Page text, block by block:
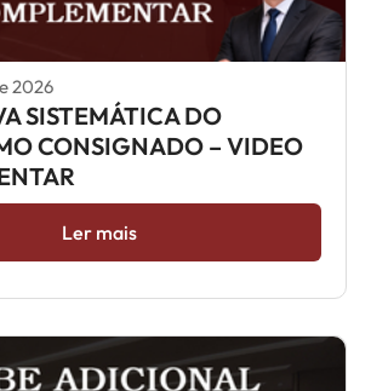
2026
SISTEMÁTICA DO
CONSIGNADO – VIDEO
Ler mais